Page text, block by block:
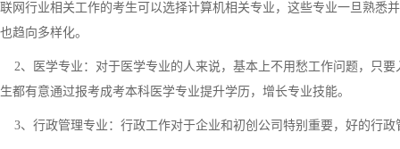
联网行业相关工作的考生可以选择计算机相关专业，这些专业一旦熟悉
也趋向多样化。
2、医学专业：对于医学专业的人来说，基本上不用愁工作问题，只
生都有意通过报考成考本科医学专业提升学历，增长专业技能。
3、行政管理专业：行政工作对于企业和初创公司特别重要，好的行